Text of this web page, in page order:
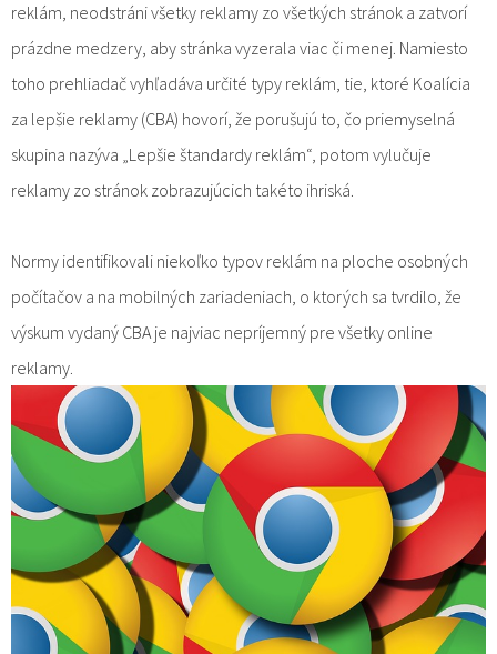
reklám, neodstráni všetky reklamy zo všetkých stránok a zatvorí
prázdne medzery, aby stránka vyzerala viac či menej. Namiesto
toho prehliadač vyhľadáva určité typy reklám, tie, ktoré Koalícia
za lepšie reklamy (CBA) hovorí, že porušujú to, čo priemyselná
skupina nazýva „Lepšie štandardy reklám“, potom vylučuje
reklamy zo stránok zobrazujúcich takéto ihriská.
Normy identifikovali niekoľko typov reklám na ploche osobných
počítačov a na mobilných zariadeniach, o ktorých sa tvrdilo, že
výskum vydaný CBA je najviac nepríjemný pre všetky online
reklamy.